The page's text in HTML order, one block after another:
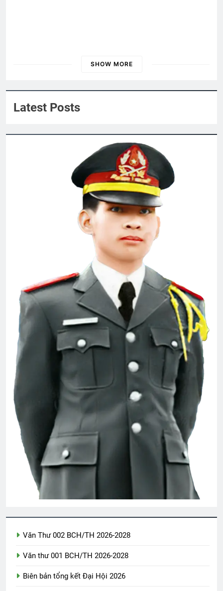
3 Years Ago
3 Years Ago
BỤI TUYẾT (Robert Frost)
3 Years Ago
TIN VÀO MÙA XUÂN (Thiền Sư Mãn
Giác)
3 Years Ago
CTBCTY Tập II chương 19
3 Years Ago
XIN HÃY YÊU TÔI
3 Years Ago
LÍNH HẦU ĐẠI VƯƠNG (Rabindranath
Thăm CSVSQ Phan Văn Ngọc K21
2 Years Ago
SVSQ Hà Trinh Tiết (Khóa 29)
3 Months Ago
KHÁT MONG TÌNH YÊU (Rabindranath
Thông tin về ĐH ĐK VB TC 2024
2 Years Ago
SHOW MORE
Latest Posts
Văn Thư 002 BCH/TH 2026-2028
Văn thư 001 BCH/TH 2026-2028
Biên bản tổng kết Đại Hội 2026